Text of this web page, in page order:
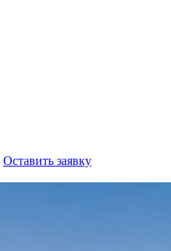
Оставить заявку